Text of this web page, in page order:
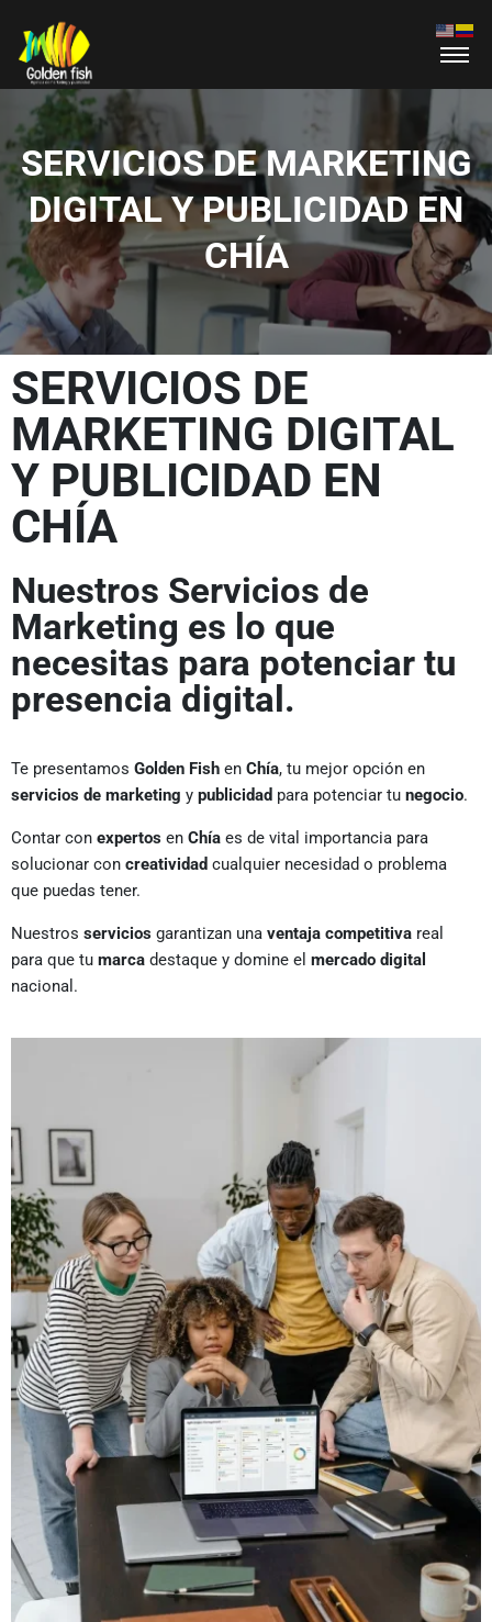
SERVICIOS DE MARKETING
DIGITAL Y PUBLICIDAD EN
CHÍA
SERVICIOS DE
MARKETING DIGITAL
Y PUBLICIDAD EN
CHÍA
Nuestros Servicios de
Marketing es lo que
necesitas para potenciar tu
presencia digital.
Te presentamos Golden Fish en Chía, tu mejor opción en
servicios de marketing y publicidad para potenciar tu negocio.
Contar con expertos en Chía es de vital importancia para
solucionar con creatividad cualquier necesidad o problema
que puedas tener.
Nuestros servicios garantizan una ventaja competitiva real
para que tu marca destaque y domine el mercado digital
nacional.